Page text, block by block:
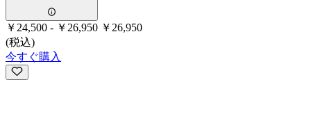
￥24,500 - ￥26,950 ￥26,950
(税込)
今すぐ購入